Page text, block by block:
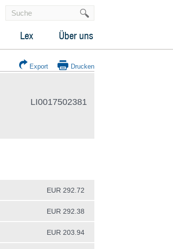
Lex Über uns
Export Drucken
LI0017502381
EUR 292.72
EUR 292.38
EUR 203.94